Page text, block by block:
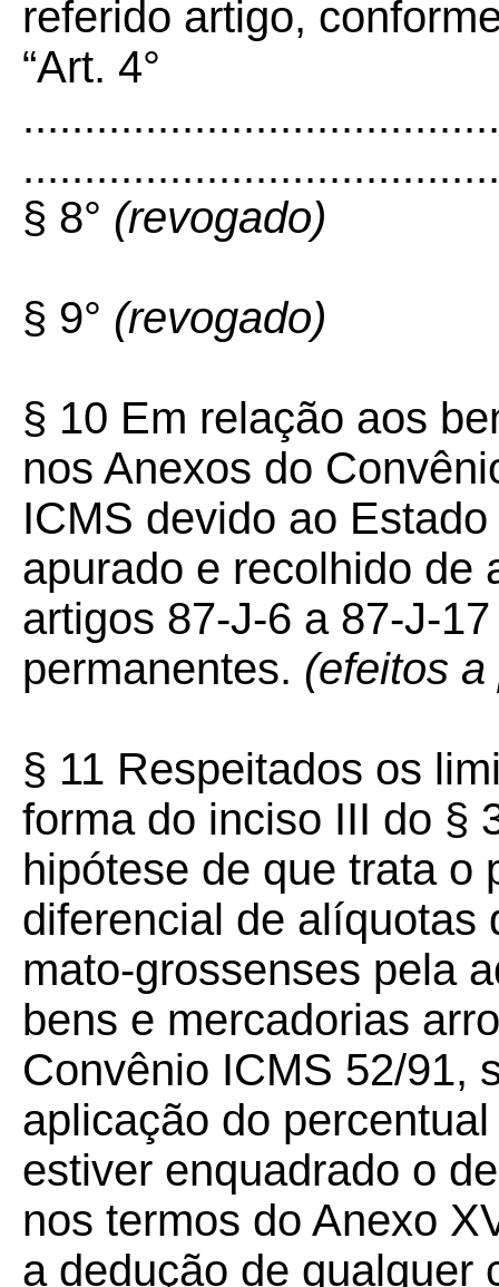
referido artigo,
“Art. 4°
§ 8° (revogado)
§ 9° (revogado)
§ 10 Em relação aos
nos Anexos do
ICMS devido ao
apurado e recolhido de
artigos 87-J-6 a 87-J-
permanentes. (efeitos
§ 11 Respeitados os
forma do inciso III do §
hipótese de que trata o
diferencial de alíquotas
mato-grossenses pela
bens e mercadorias
Convênio ICMS 52/91,
aplicação do
estiver enquadrado o
nos termos do Anexo
a dedução de qualquer